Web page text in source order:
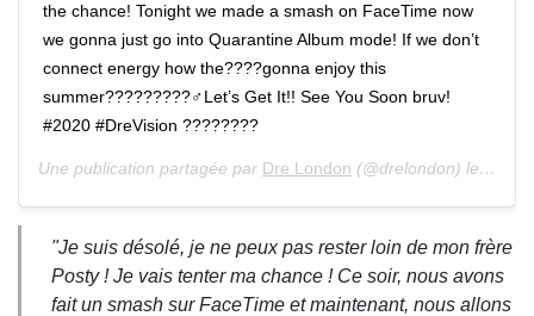
the chance! Tonight we made a smash on FaceTime now
we gonna just go into Quarantine Album mode! If we don’t
connect energy how the????gonna enjoy this
summer?????????‍♂️Let’s Get It!! See You Soon bruv!
#2020 #DreVision ????????
Une publication partagée par Dre London (@drelondon) le 23 Mars 2020 à 9 :54 PDT
"Je suis désolé, je ne peux pas rester loin de mon frère
Posty ! Je vais tenter ma chance ! Ce soir, nous avons
fait un smash sur FaceTime et maintenant, nous allons